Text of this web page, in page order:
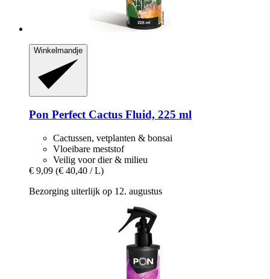
Winkelmandje
Pon Perfect Cactus Fluid, 225 ml
Cactussen, vetplanten & bonsai
Vloeibare meststof
Veilig voor dier & milieu
€ 9,09 (€ 40,40 / L)
Bezorging uiterlijk op 12. augustus